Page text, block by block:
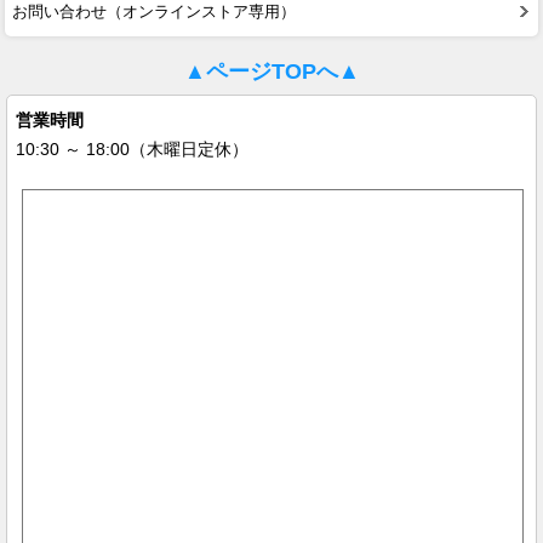
お問い合わせ（オンラインストア専用）
▲ページTOPへ▲
営業時間
10:30 ～ 18:00（木曜日定休）